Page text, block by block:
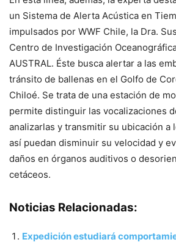
un Sistema de Alerta Acústica en
impulsados por WWF Chile, la Dra.
Centro de Investigación
AUSTRAL. Éste busca alertar a las
tránsito de ballenas en el Golfo de
Chiloé. Se trata de una estación de
permite distinguir las vocalizaciones
analizarlas y transmitir su ubicación a
así puedan disminuir su velocidad y
daños en órganos auditivos o
cetáceos.
Noticias Relacionadas:
Expedición estudiará